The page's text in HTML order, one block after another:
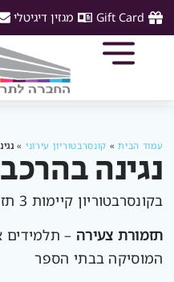
Gift Card מגזין דיגיטלי
עמוד הבית» קונסרבטוריון עירוני » נגינה
בקונסרבטוריון קיימות 3 תזמורות כלי נשיפה:
תזמורת צעירה – תלמידים
המוסיקה בבתי הספר